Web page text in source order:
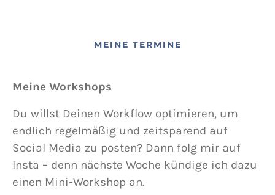
MEINE TERMINE
Meine Workshops
Du willst Deinen Workflow optimieren, um
endlich regelmäßig und zeitsparend auf
Social Media zu posten? Dann folg mir auf
Insta – denn nächste Woche kündige ich dazu
einen Mini-Workshop an.